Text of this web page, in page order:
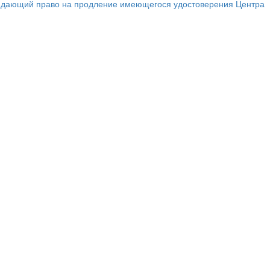
право на продление имеющегося удостоверения Центра